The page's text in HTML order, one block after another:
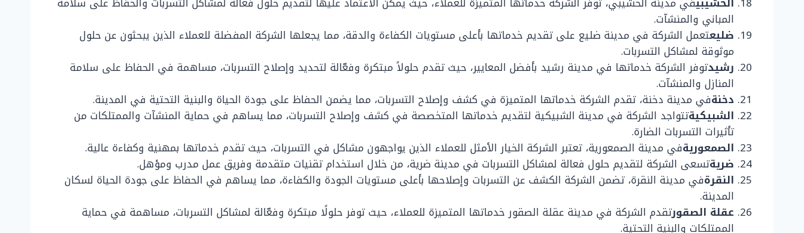
المباني والمنشآت.
ضليعتعمل الشركة في مدينة ضليع على تقديم خدماتها بأعلى مستويات الكفاءة والدقة، مما يجعلها الشركة المفضلة للعملاء الذين يبحثون عن حلول
موثوقة لمشاكل التسربات.
رشيدتوفر الشركة خدماتها في مدينة رشيد بأفضل المعايير، حيث تقدم حلولاً مبتكرة وفعّالة لتحديد وإصلاح التسربات، مساهمة في الحفاظ على سلامة
المنازل والمنشآت.
دخنةفي مدينة دخنة، تقدم الشركة خدماتها المتميزة في كشف وإصلاح التسربات، مما يضمن الحفاظ على جودة الحياة والبنية التحتية في المدينة.
الشبيكيةتتواجد الشركة في مدينة الشبيكية لتقديم خدماتها المتخصصة في كشف وإصلاح التسربات، مما يساهم في حماية المنشآت والممتلكات من
تأثيرات التسربات الضارة.
الصمعوريةفي مدينة الصمعورية، تعتبر الشركة الخيار الأمثل للعملاء الذين يواجهون مشاكل في التسربات، حيث تقدم خدماتها بمهنية وكفاءة عالية.
ضريةتسعى الشركة لتقديم حلول فعالة لمشاكل التسربات في مدينة ضرية، من خلال استخدام تقنيات متقدمة وفريق عمل مدرب ومؤهل.
النقرةفي مدينة النقرة، تضمن الشركة الكشف عن التسربات وإصلاحها بأعلى مستويات الجودة والكفاءة، مما يساهم في الحفاظ على جودة الحياة لسكان
المدينة.
عقلة الصقورتقدم الشركة في مدينة عقلة الصقور خدماتها المتميزة للعملاء، حيث توفر حلولًا مبتكرة وفعّالة لمشاكل التسربات، مساهمة في حماية
الممتلكات والبنية التحتية.